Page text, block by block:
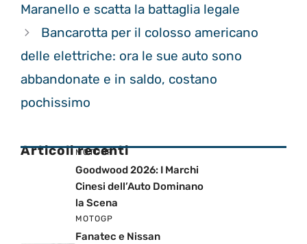
Maranello e scatta la battaglia legale
Bancarotta per il colosso americano
delle elettriche: ora le sue auto sono
abbandonate e in saldo, costano
pochissimo
Articoli recenti
MOTOGP
Goodwood 2026: I Marchi
Cinesi dell’Auto Dominano
la Scena
MOTOGP
Fanatec e Nissan